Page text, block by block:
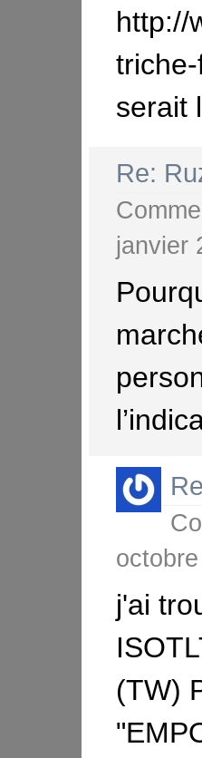
http://
serait
Re:
janvier
j'ai
(TW)